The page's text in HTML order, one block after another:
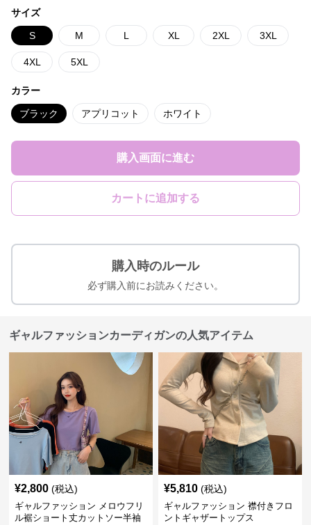
サイズ
S M L XL 2XL 3XL
4XL 5XL
カラー
ブラック アプリコット ホワイト
購入画面に進む
カートに追加する
購入時のルール
必ず購入前にお読みください。
ギャルファッションカーディガンの人気アイテム
¥2,800 (税込)
ギャルファッション メロウフリ
ル裾ショート丈カットソー半袖
¥5,810 (税込)
ギャルファッション 襟付きフロ
ントギャザートップス